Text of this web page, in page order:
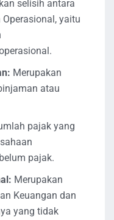
selisih antara
yaitu
Merupakan
atau
pajak yang
pajak.
Merupakan
Keuangan dan
yang tidak